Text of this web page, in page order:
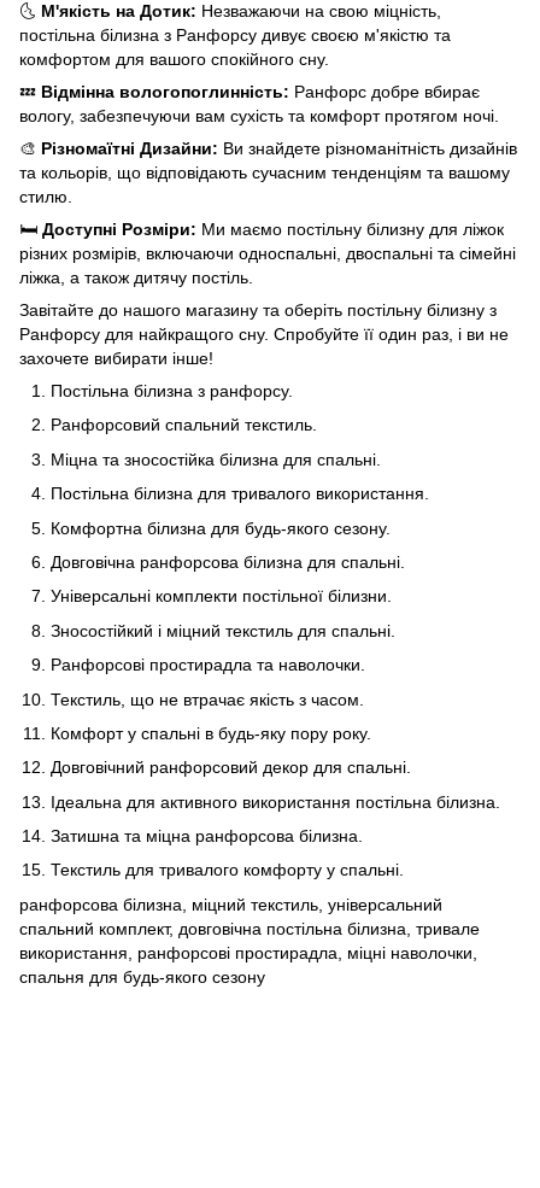
🌜 М'якість на Дотик: Незважаючи на свою міцність,
постільна білизна з Ранфорсу дивує своєю м'якістю та
комфортом для вашого спокійного сну.
💤 Відмінна вологопоглинність: Ранфорс добре вбирає
вологу, забезпечуючи вам сухість та комфорт протягом ночі.
🎨 Різномаїтні Дизайни: Ви знайдете різноманітність дизайнів
та кольорів, що відповідають сучасним тенденціям та вашому
стилю.
🛏 Доступні Розміри: Ми маємо постільну білизну для ліжок
різних розмірів, включаючи односпальні, двоспальні та сімейні
ліжка, а також дитячу постіль.
Завітайте до нашого магазину та оберіть постільну білизну з
Ранфорсу для найкращого сну. Спробуйте її один раз, і ви не
захочете вибирати інше!
Постільна білизна з ранфорсу.
Ранфорсовий спальний текстиль.
Міцна та зносостійка білизна для спальні.
Постільна білизна для тривалого використання.
Комфортна білизна для будь-якого сезону.
Довговічна ранфорсова білизна для спальні.
Універсальні комплекти постільної білизни.
Зносостійкий і міцний текстиль для спальні.
Ранфорсові простирадла та наволочки.
Текстиль, що не втрачає якість з часом.
Комфорт у спальні в будь-яку пору року.
Довговічний ранфорсовий декор для спальні.
Ідеальна для активного використання постільна білизна.
Затишна та міцна ранфорсова білизна.
Текстиль для тривалого комфорту у спальні.
ранфорсова білизна, міцний текстиль, універсальний
спальний комплект, довговічна постільна білизна, тривале
використання, ранфорсові простирадла, міцні наволочки,
спальня для будь-якого сезону